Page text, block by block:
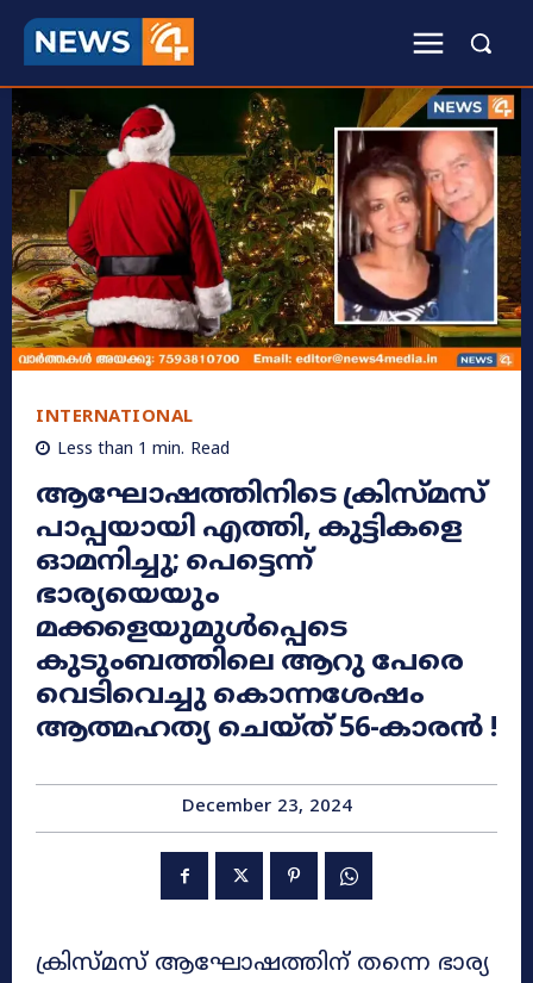
INTERNATIONAL
Less than 1 min. Read
ആഘോഷത്തിനിടെ ക്രിസ്‌മസ്
പാപ്പയായി എത്തി, കുട്ടികളെ
ഓമനിച്ചു; പെട്ടെന്ന്
ഭാര്യയെയും
മക്കളെയുമുൾപ്പെടെ
കുടുംബത്തിലെ ആറു പേരെ
വെടിവെച്ചു കൊന്നശേഷം
ആത്മഹത്യ ചെയ്ത് 56-കാരന്‍ !
December 23, 2024
ക്രിസ്മസ് ആഘോഷത്തിന് തന്നെ ഭാര്യ